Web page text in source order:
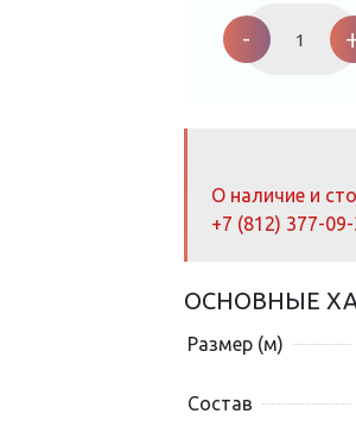
-
Ковер
российский
Акварель
О наличие и
+7 (812) 377-
ОСНОВНЫЕ
Размер (м)
Состав